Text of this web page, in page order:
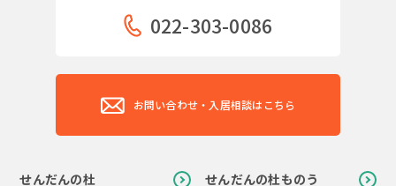
022-303-0086
お問い合わせ・入居相談はこちら
せんだんの杜 せんだんの杜ものう